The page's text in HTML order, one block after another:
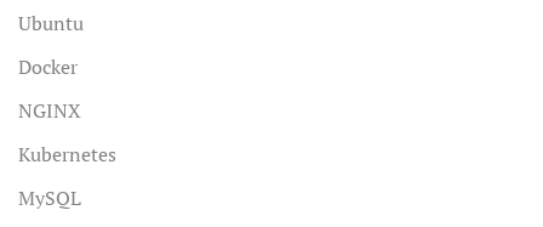
Ubuntu
Docker
NGINX
Kubernetes
MySQL